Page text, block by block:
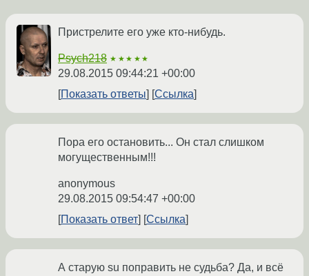
Пристрелите его уже кто-нибудь.
Psych218 ★★★★★
29.08.2015 09:44:21 +00:00
Показать ответы
Ссылка
Пора его остановить... Он стал слишком
могущественным!!!
anonymous
29.08.2015 09:54:47 +00:00
Показать ответ
Ссылка
А старую su поправить не судьба? Да, и всё